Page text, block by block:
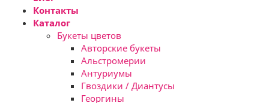
Контакты
Каталог
Букеты цветов
Авторские букеты
Альстромерии
Антуриумы
Гвоздики / Диантусы
Георгины